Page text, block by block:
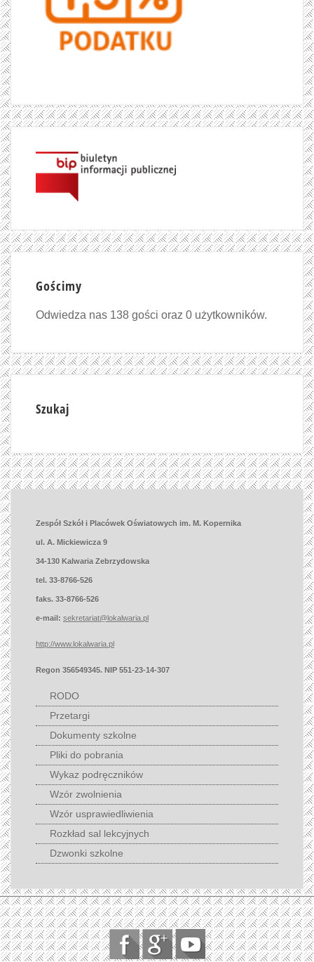
Gościmy
Odwiedza nas 138 gości oraz 0 użytkowników.
Szukaj
Zespół Szkół i Placówek Oświatowych im. M. Kopernika
ul. A. Mickiewicza 9
34-130 Kalwaria Zebrzydowska
tel. 33-8766-526
faks. 33-8766-526
e-mail: sekretariat@lokalwaria.pl
http://www.lokalwaria.pl
Regon 356549345. NIP 551-23-14-307
RODO
Przetargi
Dokumenty szkolne
Pliki do pobrania
Wykaz podręczników
Wzór zwolnienia
Wzór usprawiedliwienia
Rozkład sal lekcyjnych
Dzwonki szkolne